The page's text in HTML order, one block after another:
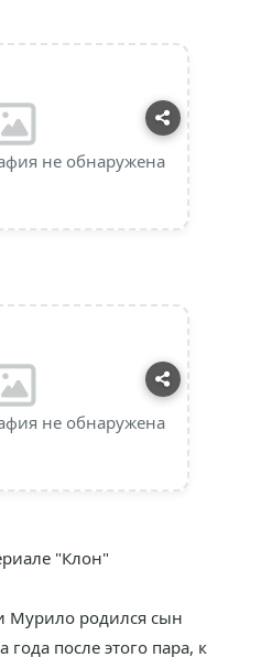
не обнаружена
не обнаружена
"Клон"
Мурило родился сын
года после этого пара, к